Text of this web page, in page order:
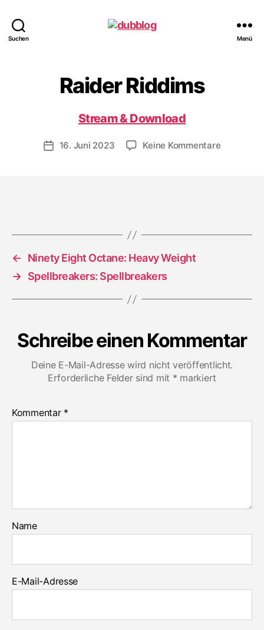
Suchen Menü
Raider Riddims
Stream & Download
Veröffentlichungsdatum
16. Juni 2023 Keine Kommentarezu
←
Ninety Eight Octane: Heavy Weight
→ Spellbreakers: Spellbreakers
Schreibe einen Kommentar
Deine E-Mail-Adresse wird nicht veröffentlicht.
Erforderliche Felder sind mit * markiert
Kommentar *
Name
E-Mail-Adresse